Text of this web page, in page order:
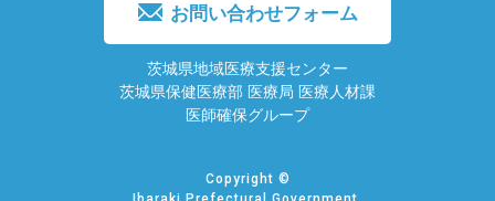
お問い合わせフォーム
茨城県地域医療支援センター
茨城県保健医療部 医療局 医療人材課
医師確保グループ
Copyright ©